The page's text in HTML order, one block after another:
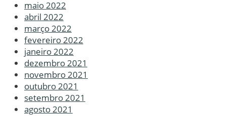
maio 2022
abril 2022
março 2022
fevereiro 2022
janeiro 2022
dezembro 2021
novembro 2021
outubro 2021
setembro 2021
agosto 2021